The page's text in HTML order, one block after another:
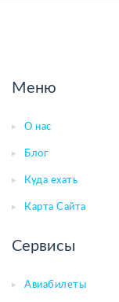
Меню
О нас
Блог
Куда ехать
Карта Сайта
Сервисы
Авиабилеты